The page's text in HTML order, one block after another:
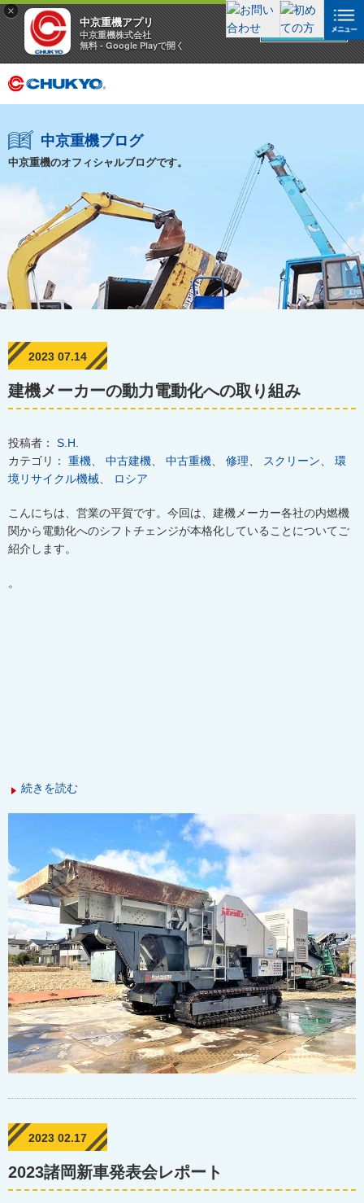
×
中京重機アプリ
中京重機株式会社
無料 - Google Playで開く
アプリを見る
中京重機ブログ
中京重機のオフィシャルブログです。
2023 07.14
建機メーカーの動力電動化への取り組み
投稿者： S.H.
カテゴリ： 重機 中古建機 中古重機 修理 スクリーン
環
境リサイクル機械
ロシア
こんにちは、営業の平賀です。今回は、建機メーカー各社の内燃機
関から電動化へのシフトチェンジが本格化していることについてご
紹介します。
。
続きを読む
2023 02.17
2023諸岡新車発表会レポート